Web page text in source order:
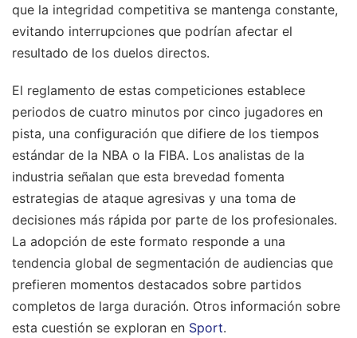
que la integridad competitiva se mantenga constante,
evitando interrupciones que podrían afectar el
resultado de los duelos directos.
El reglamento de estas competiciones establece
periodos de cuatro minutos por cinco jugadores en
pista, una configuración que difiere de los tiempos
estándar de la NBA o la FIBA. Los analistas de la
industria señalan que esta brevedad fomenta
estrategias de ataque agresivas y una toma de
decisiones más rápida por parte de los profesionales.
La adopción de este formato responde a una
tendencia global de segmentación de audiencias que
prefieren momentos destacados sobre partidos
completos de larga duración. Otros información sobre
esta cuestión se exploran en Sport.